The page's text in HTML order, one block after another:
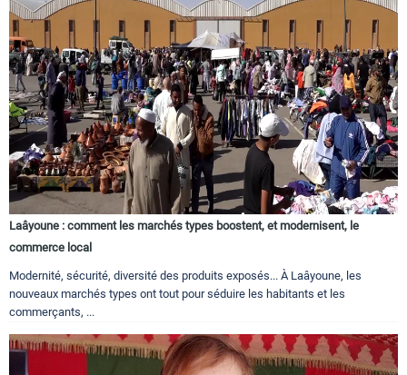
Laâyoune : comment les marchés types boostent, et modernisent, le
commerce local
Modernité, sécurité, diversité des produits exposés... À Laâyoune, les
nouveaux marchés types ont tout pour séduire les habitants et les
commerçants, ...